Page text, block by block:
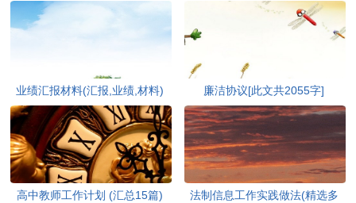
业绩汇报材料(汇报,业绩,材料)
[此文共6149字]
廉洁协议[此文共2055字]
高中教师工作计划 (汇总15篇)
法制信息工作实践做法(精选多